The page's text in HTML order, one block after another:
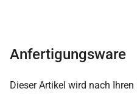
Anfertigungsware
Dieser Artikel wird nach